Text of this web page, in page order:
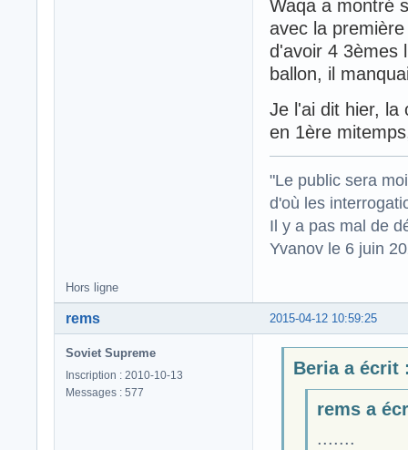
Waqa a montré
avec la
d'avoir 4 3èmes
ballon, il
Je l'ai dit hier, la
en 1ère
"Le public sera
d'où les
Il y a pas mal de
Yvanov le 6 juin
Hors ligne
2015-04-12 10:59:25
rems
Soviet Supreme
Inscription : 2010-10-13
Messages : 577
Beria a écrit
rems a
.......